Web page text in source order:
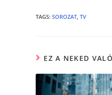
b
o
k
er
TAGS: SOROZAT, TV
EZ A NEKED